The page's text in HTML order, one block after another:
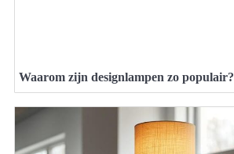
Waarom zijn designlampen zo populair?